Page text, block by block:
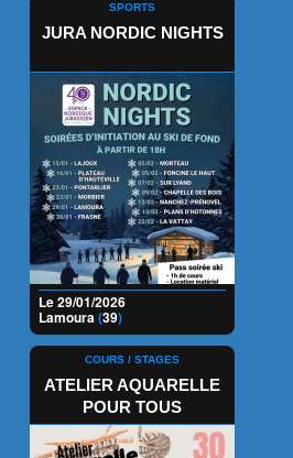
SPORTS
JURA NORDIC NIGHTS
Le 29/01/2026
Lamoura(39)
COURS / STAGES
ATELIER AQUARELLE
POUR TOUS